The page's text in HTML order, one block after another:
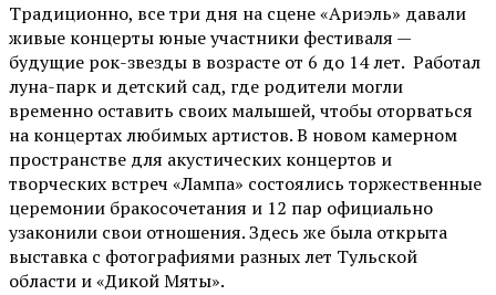
Традиционно, все три дня на сцене«Ариэль» давали
живые концерты юные участники фестиваля —
будущие рок-звезды в возрасте от 6 до 14 лет. Работал
луна-парк и детский сад, где родители могли
временно оставить своих малышей, чтобы оторваться
на концертах любимых артистов. В новом камерном
пространстве для акустических концертов и
творческих встреч «Лампа» состоялись торжественные
церемонии бракосочетания и 12 пар официально
узаконили свои отношения. Здесь же была открыта
выставка с фотографиями разных лет Тульской
области и «Дикой Мяты».